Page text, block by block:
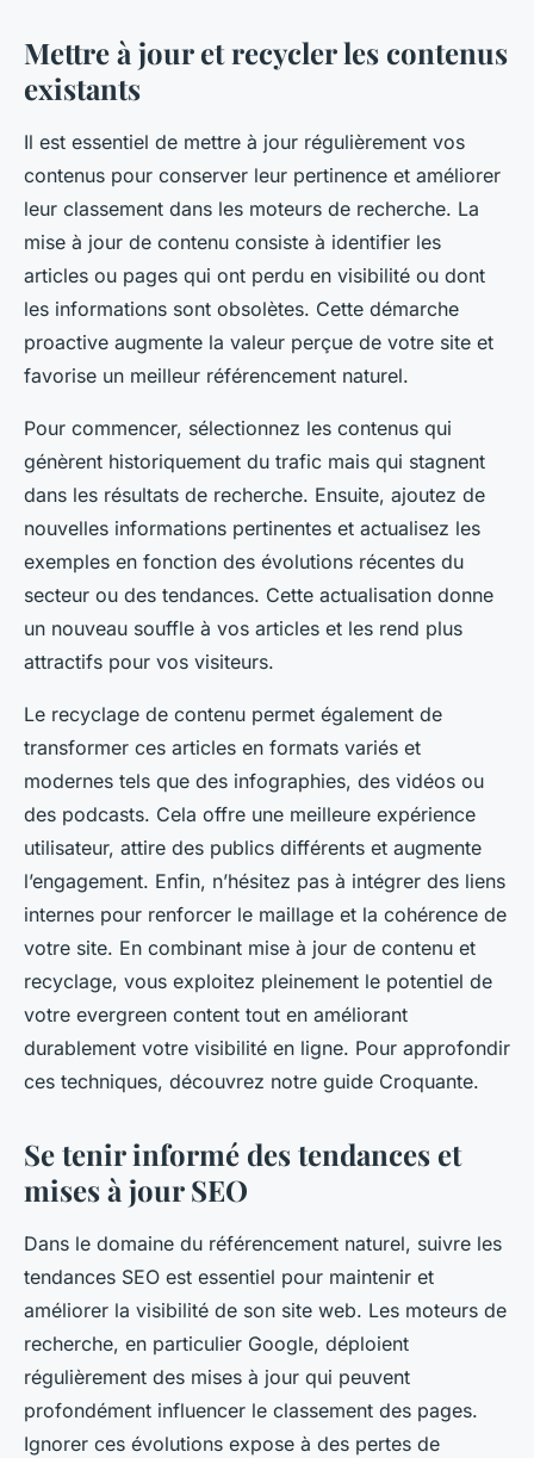
Mettre à jour et recycler les contenus
existants
Il est essentiel de mettre à jour régulièrement vos
contenus pour conserver leur pertinence et améliorer
leur classement dans les moteurs de recherche. La
mise à jour de contenu consiste à identifier les
articles ou pages qui ont perdu en visibilité ou dont
les informations sont obsolètes. Cette démarche
proactive augmente la valeur perçue de votre site et
favorise un meilleur référencement naturel.
Pour commencer, sélectionnez les contenus qui
génèrent historiquement du trafic mais qui stagnent
dans les résultats de recherche. Ensuite, ajoutez de
nouvelles informations pertinentes et actualisez les
exemples en fonction des évolutions récentes du
secteur ou des tendances. Cette actualisation donne
un nouveau souffle à vos articles et les rend plus
attractifs pour vos visiteurs.
Le recyclage de contenu permet également de
transformer ces articles en formats variés et
modernes tels que des infographies, des vidéos ou
des podcasts. Cela offre une meilleure expérience
utilisateur, attire des publics différents et augmente
l’engagement. Enfin, n’hésitez pas à intégrer des liens
internes pour renforcer le maillage et la cohérence de
votre site. En combinant mise à jour de contenu et
recyclage, vous exploitez pleinement le potentiel de
votre evergreen content tout en améliorant
durablement votre visibilité en ligne. Pour approfondir
ces techniques, découvrez notre guide Croquante.
Se tenir informé des tendances et
mises à jour SEO
Dans le domaine du référencement naturel, suivre les
tendances SEO est essentiel pour maintenir et
améliorer la visibilité de son site web. Les moteurs de
recherche, en particulier Google, déploient
régulièrement des mises à jour qui peuvent
profondément influencer le classement des pages.
Ignorer ces évolutions expose à des pertes de